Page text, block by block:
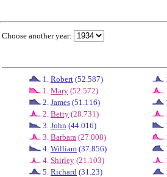
Choose another year:
1. Robert (52.587)
1. Mary (52.572)
2. James (51.116)
2. Betty (28.731)
3. John (44.016)
3. Barbara (27.008)
4. William (37.856)
4. Shirley (21.103)
5. Richard (31.23)